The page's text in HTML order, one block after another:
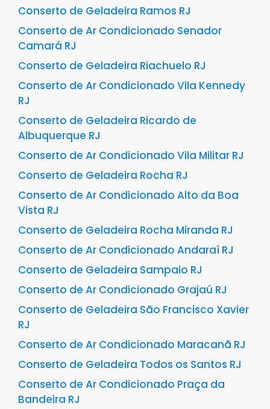
Conserto de Geladeira Ramos RJ
Conserto de Ar Condicionado Senador
Camará RJ
Conserto de Geladeira Riachuelo RJ
Conserto de Ar Condicionado Vila Kennedy
RJ
Conserto de Geladeira Ricardo de
Albuquerque RJ
Conserto de Ar Condicionado Vila Militar RJ
Conserto de Geladeira Rocha RJ
Conserto de Ar Condicionado Alto da Boa
Vista RJ
Conserto de Geladeira Rocha Miranda RJ
Conserto de Ar Condicionado Andaraí RJ
Conserto de Geladeira Sampaio RJ
Conserto de Ar Condicionado Grajaú RJ
Conserto de Geladeira São Francisco Xavier
RJ
Conserto de Ar Condicionado Maracanã RJ
Conserto de Geladeira Todos os Santos RJ
Conserto de Ar Condicionado Praça da
Bandeira RJ